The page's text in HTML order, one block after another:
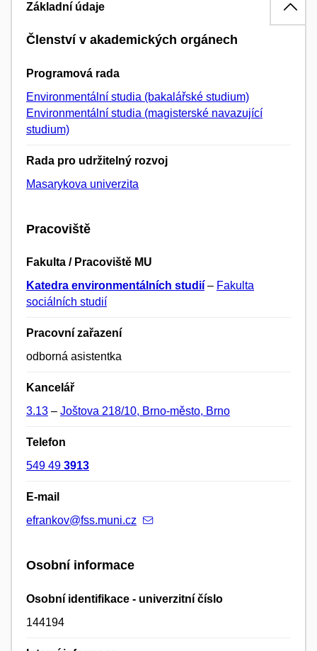
Základní údaje
Členství v akademických orgánech
Programová rada
Environmentální studia (bakalářské studium)
Environmentální studia (magisterské navazující
studium)
Rada pro udržitelný rozvoj
Masarykova univerzita
Pracoviště
Fakulta / Pracoviště MU
Katedra environmentálních studií – Fakulta
sociálních studií
Pracovní zařazení
odborná asistentka
Kancelář
3.13 – Joštova 218/10, Brno-město, Brno
Telefon
549 49 3913
E-mail
efrankov@fss.muni.cz
Osobní informace
Osobní identifikace - univerzitní číslo
144194